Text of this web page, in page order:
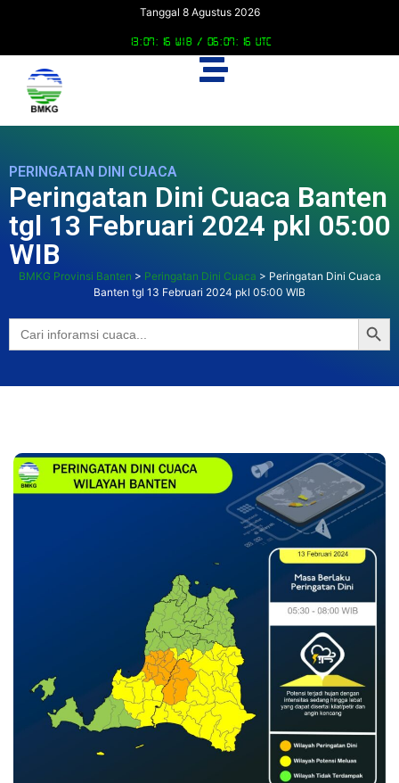
Tanggal 8 Agustus 2026
13:07:17 WIB / 06:07:17 UTC
PERINGATAN DINI CUACA
Peringatan Dini Cuaca Banten
tgl 13 Februari 2024 pkl 05:00
WIB
BMKG Provinsi Banten > Peringatan Dini Cuaca > Peringatan Dini Cuaca
Banten tgl 13 Februari 2024 pkl 05:00 WIB
Search
for: